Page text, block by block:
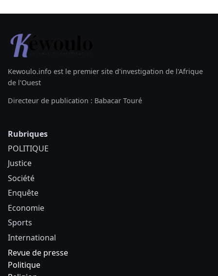
Kewoulo.info est le premier site d'investigation de l'Afrique
de l'Ouest
Directeur de publication : Babacar Touré
Rubriques
POLITIQUE
Justice
Société
Enquête
Economie
Sports
International
Revue de presse
Politique